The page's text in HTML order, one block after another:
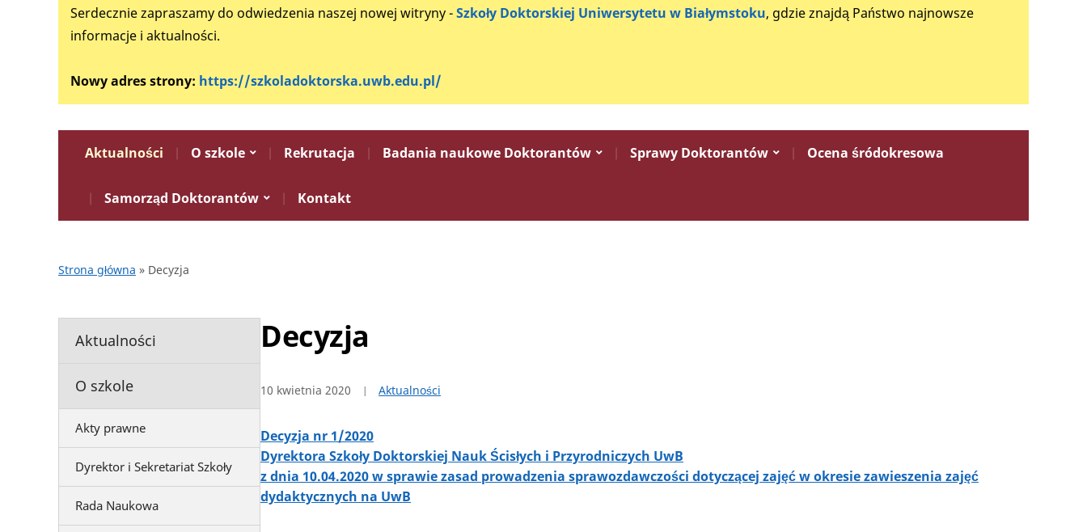
Serdecznie zapraszamy do odwiedzenia naszej nowej witryny -Szkoły Doktorskiej Uniwersytetu w Białymstoku, gdzie znajdą Państwo najnowsze
informacje i aktualności.
Nowy adres strony: https://szkoladoktorska.uwb.edu.pl/
Aktualności O szkole Rekrutacja Badania naukowe Doktorantów Sprawy Doktorantów Ocena śródokresowa
Samorząd Doktorantów Kontakt
Strona główna » Decyzja
Aktualności
O szkole
Akty prawne
Dyrektor i Sekretariat Szkoły
Rada Naukowa
Decyzja
10 kwietnia 2020 Aktualności
Decyzja nr 1/2020
Dyrektora Szkoły Doktorskiej Nauk Ścisłych i Przyrodniczych UwB
z dnia 10.04.2020 w sprawie zasad prowadzenia sprawozdawczości dotyczącej zajęć w okresie zawieszenia zajęć
dydaktycznych na UwB